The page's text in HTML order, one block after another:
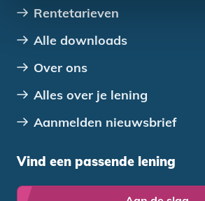
Rentetarieven
Alle downloads
Over ons
Alles over je lening
Aanmelden nieuwsbrief
Vind een passende lening